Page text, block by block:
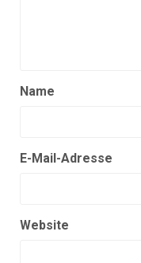
Name
E-Mail-Adresse
Website